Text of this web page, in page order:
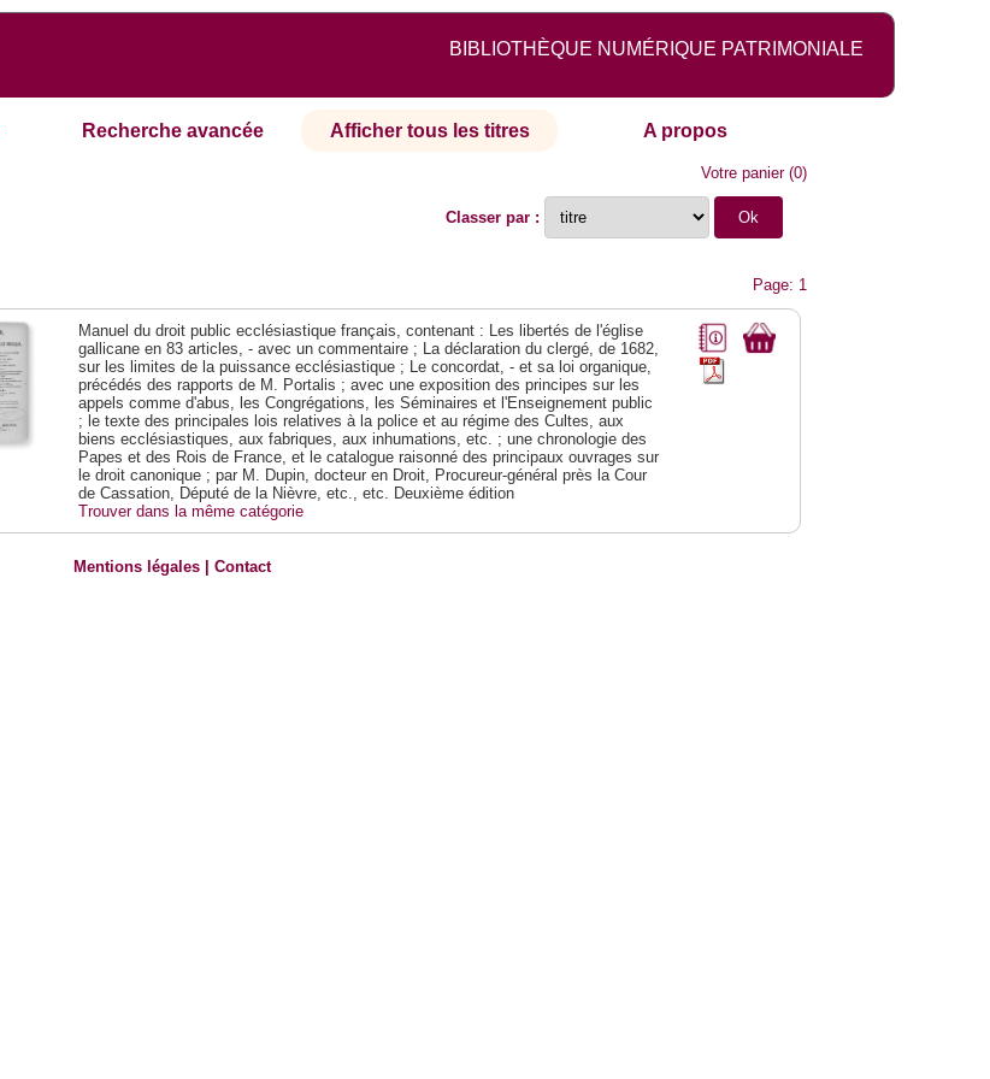
BIBLIOTHÈQUE NUMÉRIQUE PATRIMONIALE
Recherche avancée Afficher tous les titres A propos
Votre panier(0)
Classer par :
Page: 1
Manuel du droit public ecclésiastique français, contenant : Les libertés de l'église
gallicane en 83 articles, - avec un commentaire ; La déclaration du clergé, de 1682,
sur les limites de la puissance ecclésiastique ; Le concordat, - et sa loi organique,
précédés des rapports de M. Portalis ; avec une exposition des principes sur les
appels comme d'abus, les Congrégations, les Séminaires et l'Enseignement public
; le texte des principales lois relatives à la police et au régime des Cultes, aux
biens ecclésiastiques, aux fabriques, aux inhumations, etc. ; une chronologie des
Papes et des Rois de France, et le catalogue raisonné des principaux ouvrages sur
le droit canonique ; par M. Dupin, docteur en Droit, Procureur-général près la Cour
de Cassation, Député de la Nièvre, etc., etc. Deuxième édition
Trouver dans la même catégorie
Mentions légales |Contact